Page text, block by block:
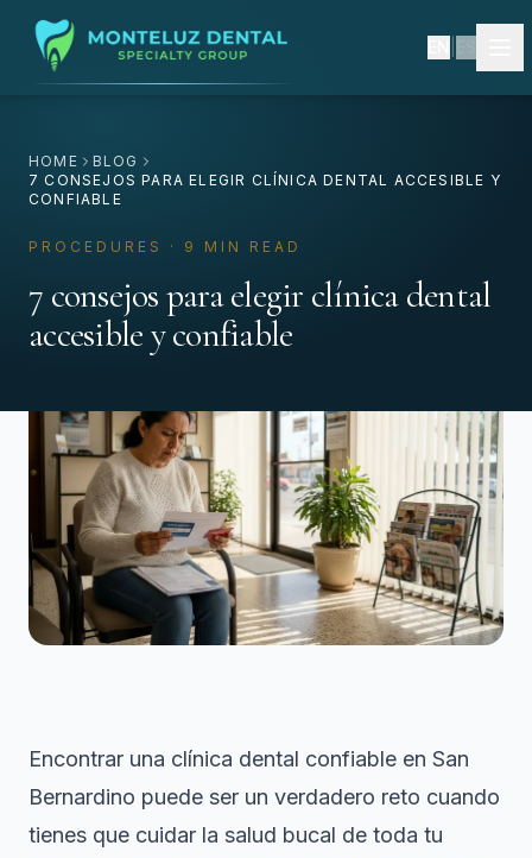
HOME
BLOG
7 CONSEJOS PARA ELEGIR CLÍNICA DENTAL ACCESIBLE Y
CONFIABLE
PROCEDURES · 9 MIN READ
7 consejos para elegir clínica dental
accesible y confiable
Encontrar una clínica dental confiable en San
Bernardino puede ser un verdadero reto cuando
tienes que cuidar la salud bucal de toda tu